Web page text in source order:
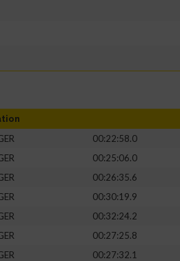
00:22:58.0
00:25:06.0
00:26:35.6
00:30:19.9
00:32:24.2
00:27:25.8
00:27:32.1